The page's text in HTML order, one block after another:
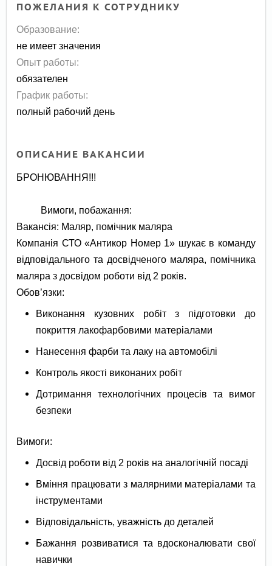
ПОЖЕЛАНИЯ К СОТРУДНИКУ
Образование:
не имеет значения
Опыт работы:
обязателен
График работы:
полный рабочий день
ОПИСАНИЕ ВАКАНСИИ
БРОНЮВАННЯ!!!
Вимоги, побажання:
Вакансія: Маляр, помічник маляра
Компанія СТО «Антикор Номер 1» шукає в команду
відповідального та досвідченого маляра, помічника
маляра з досвідом роботи від 2 років.
Обов’язки:
Виконання кузовних робіт з підготовки до
покриття лакофарбовими матеріалами
Нанесення фарби та лаку на автомобілі
Контроль якості виконаних робіт
Дотримання технологічних процесів та вимог
безпеки
Вимоги:
Досвід роботи від 2 років на аналогічній посаді
Вміння працювати з малярними матеріалами та
інструментами
Відповідальність, уважність до деталей
Бажання розвиватися та вдосконалювати свої
навички